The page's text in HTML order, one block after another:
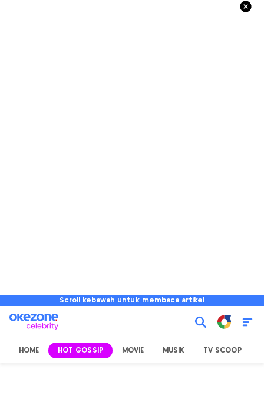
Scroll kebawah untuk membaca artikel
HOME HOT GOSSIP MOVIE MUSIK TV SCOOP